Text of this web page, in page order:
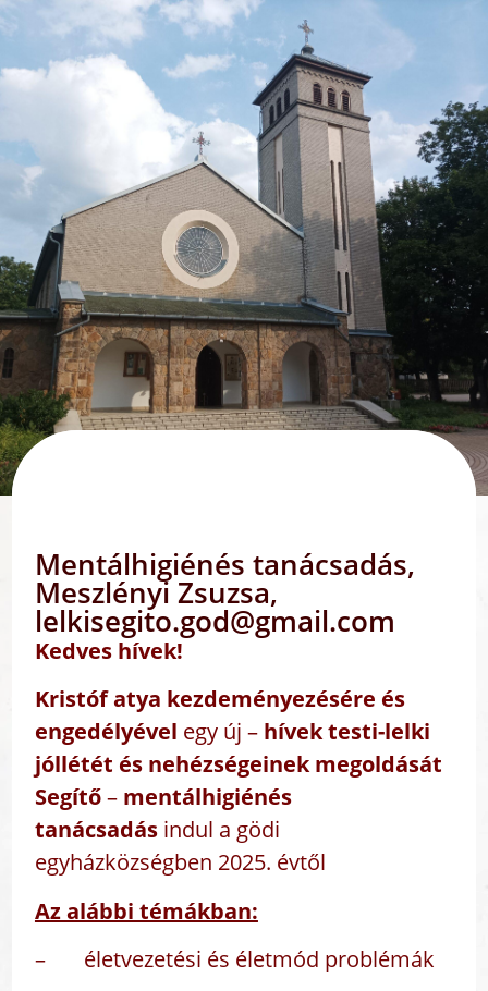
Mentálhigiénés tanácsadás,
Meszlényi Zsuzsa,
lelkisegito.god@gmail.com
Kedves hívek!
Kristóf atya kezdeményezésére és
engedélyével egy új – hívek testi-lelki
jóllétét és nehézségeinek megoldását
Segítő– mentálhigiénés
tanácsadásindul a gödi
egyházközségben 2025. évtől
Az alábbi témákban:
– életvezetési és életmód problémák